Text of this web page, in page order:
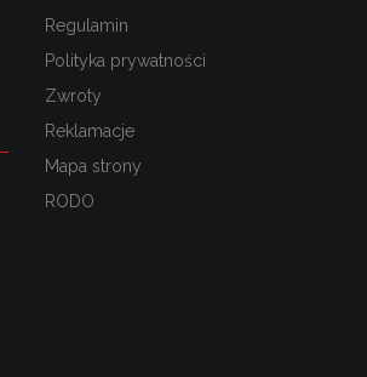
Regulamin
Polityka prywatności
Zwroty
Reklamacje
Mapa strony
RODO